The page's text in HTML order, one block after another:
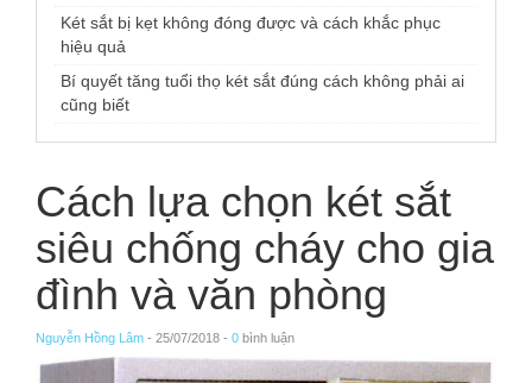
Két sắt bị kẹt không đóng được và cách khắc phục
hiệu quả
Bí quyết tăng tuổi thọ két sắt đúng cách không phải ai
cũng biết
Cách lựa chọn két sắt
siêu chống cháy cho gia
đình và văn phòng
Nguyễn Hồng Lâm - 25/07/2018 - 0 bình luận